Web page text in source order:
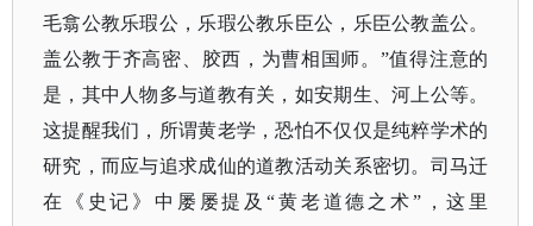
毛翕公教乐瑕公，乐瑕公教乐臣公，乐臣公教盖公。
盖公教于齐高密、胶西，为曹相国师。”值得注意的
是，其中人物多与道教有关，如安期生、河上公等。
这提醒我们，所谓黄老学，恐怕不仅仅是纯粹学术的
研究，而应与追求成仙的道教活动关系密切。司马迁
在《史记》中屡屡提及“黄老道德之术”，这里